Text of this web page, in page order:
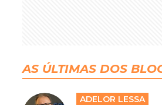
AS ÚLTIMAS DOS
ADELOR LESSA